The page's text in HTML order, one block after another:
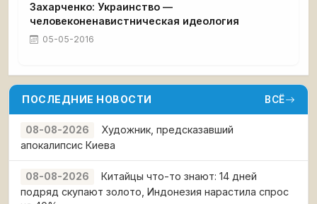
Захарченко: Украинство —
человеконенавистническая идеология
05-05-2016
ПОСЛЕДНИЕ НОВОСТИ ВСЁ
08-08-2026
Художник, предсказавший
апокалипсис Киева
08-08-2026
Китайцы что-то знают: 14 дней
подряд скупают золото, Индонезия нарастила спрос